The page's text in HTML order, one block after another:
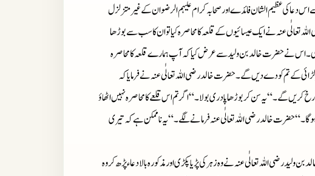
کی عظیم الشان فائدے اور صحابہ کرام علیہم الرضوان کے غیر متزلزل
تعالٰی عنہ نے ایک عیسائیوں کے قلعہ کا محاصرہ کیا تو ان کا سب سے بوڑھا
اس نے حضرت خالد بن ولید سے عرض کیا کہ آپ ہمارے قلعہ کا محاصرہ
لڑائی کے تم کو دے دیں گے۔ حضرت خالد رضی اللہ تعالٰی عنہ نے فرمایا کہ
گے۔“ یہ سن کر بوڑھا پادری بولا۔ “اگر تم اس قلعے کا محاصرہ نہیں اٹھاؤ
حضرت خالد رضی اللہ تعالٰی عنہ فرمانے لگے۔ “یہ ناممکن ہے کہ تیری
بن ولید رضی اللہ تعالٰی عنہ نے وہ زہر کی پڑیا پکڑی اور مذکورہ بالا دعاء پڑھ کر وہ